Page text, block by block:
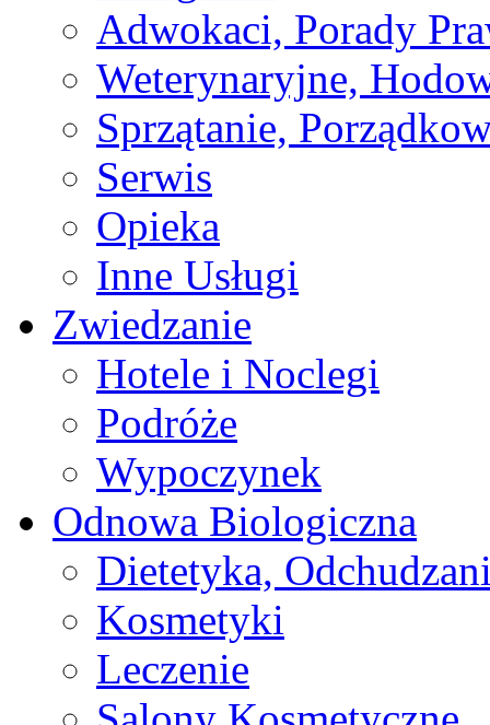
Adwokaci, Porady
Weterynaryjne,
Sprzątanie,
Serwis
Opieka
Inne Usługi
Zwiedzanie
Hotele i Noclegi
Podróże
Wypoczynek
Odnowa Biologiczna
Dietetyka,
Kosmetyki
Leczenie